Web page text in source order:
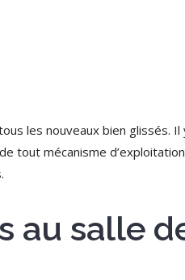
les nouveaux bien glissés. Il
tout mécanisme
au salle